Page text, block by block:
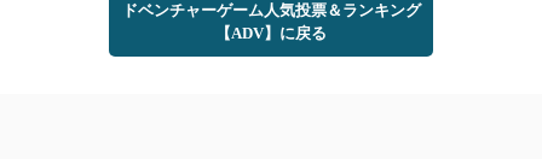
ドベンチャーゲーム人気投票＆ランキング
【ADV】に戻る